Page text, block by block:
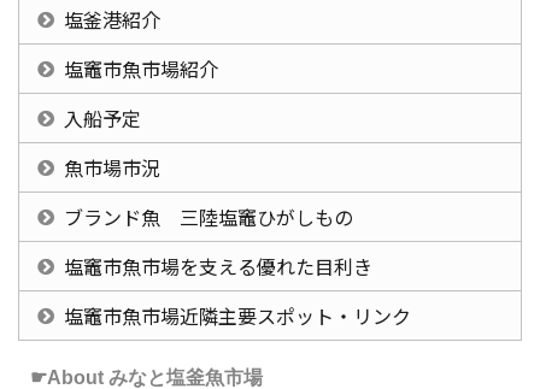
塩釜港紹介
塩竈市魚市場紹介
入船予定
魚市場市況
ブランド魚 三陸塩竈ひがしもの
塩竈市魚市場を支える優れた目利き
塩竈市魚市場近隣主要スポット・リンク
☛About みなと塩釜魚市場